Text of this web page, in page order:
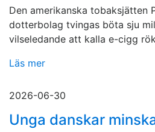
Den amerikanska tobaksjätten
dotterbolag tvingas böta sju
vilseledande att kalla e-cigg
Läs mer
2026-06-30
Unga danskar